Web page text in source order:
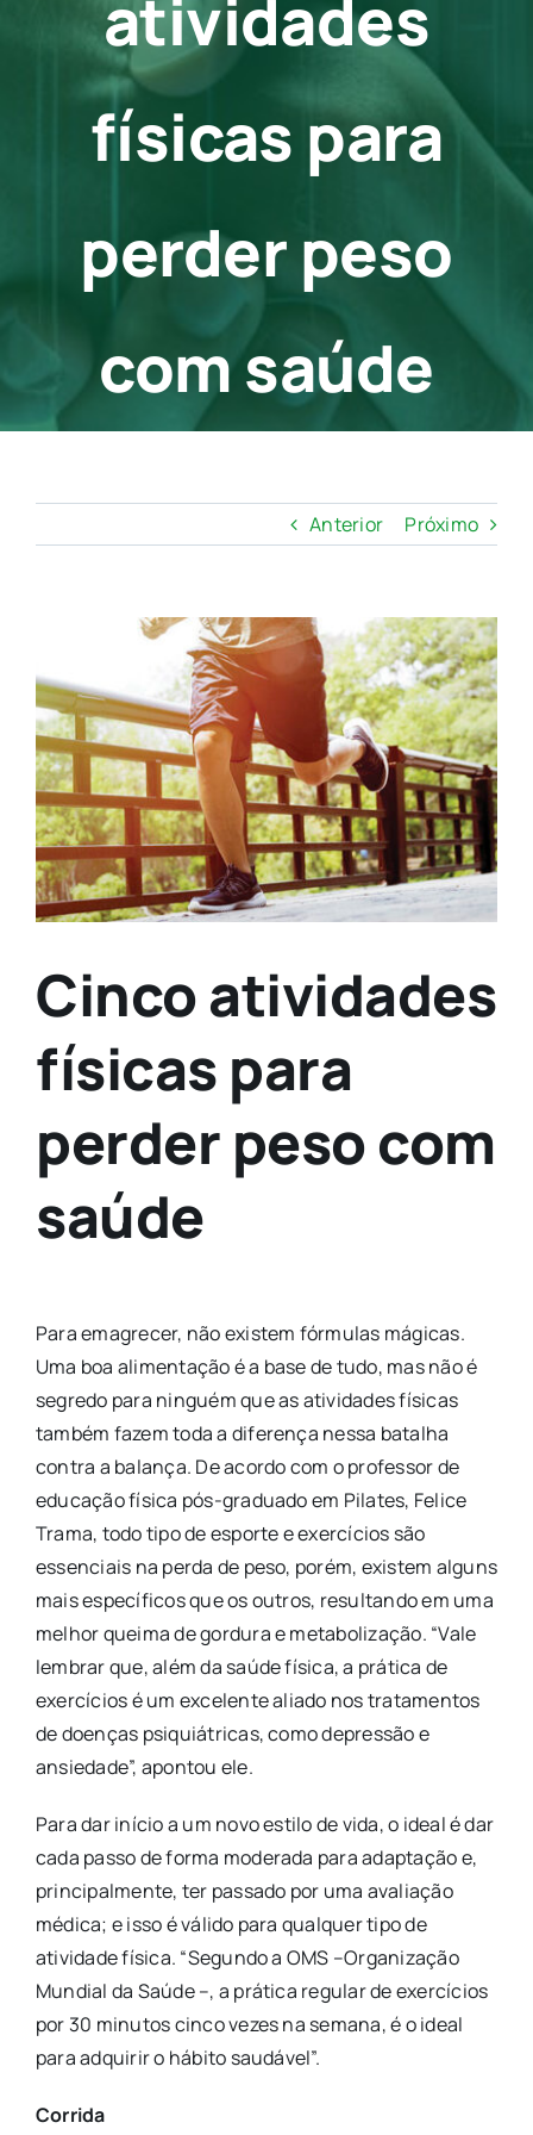
Contatoatividades
físicas para
perder peso
com saúde
Anterior Próximo
Image
Cinco atividades
físicas para
perder peso com
saúde
Para emagrecer, não existem fórmulas mágicas.
Uma boa alimentação é a base de tudo, mas não é
segredo para ninguém que as atividades físicas
também fazem toda a diferença nessa batalha
contra a balança. De acordo com o professor de
educação física pós-graduado em Pilates, Felice
Trama, todo tipo de esporte e exercícios são
essenciais na perda de peso, porém, existem alguns
mais específicos que os outros, resultando em uma
melhor queima de gordura e metabolização. “Vale
lembrar que, além da saúde física, a prática de
exercícios é um excelente aliado nos tratamentos
de doenças psiquiátricas, como depressão e
ansiedade”, apontou ele.
Para dar início a um novo estilo de vida, o ideal é dar
cada passo de forma moderada para adaptação e,
principalmente, ter passado por uma avaliação
médica; e isso é válido para qualquer tipo de
atividade física. “Segundo a OMS –Organização
Mundial da Saúde –, a prática regular de exercícios
por 30 minutos cinco vezes na semana, é o ideal
para adquirir o hábito saudável”.
Corrida